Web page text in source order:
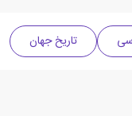
تاریخ جهان